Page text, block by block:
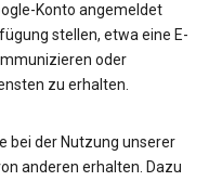
Konto angemeldet
stellen, etwa eine E-
oder
zu erhalten.
bei der Nutzung unserer
anderen erhalten. Dazu